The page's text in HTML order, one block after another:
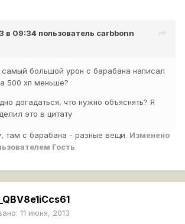
в 09:34 пользователь carbbonn
самый большой урон с барабана написал
500 хп меньше?
догадаться, что нужно объяснять? Я
это в цитату
там с барабана - разные вещи. Изменено
Гость
11 июня, 2013